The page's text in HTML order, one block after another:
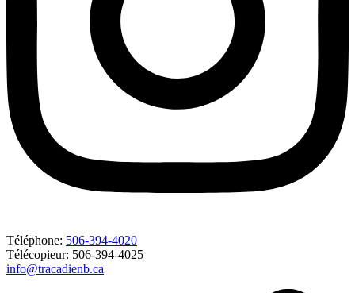
Téléphone: 506-394-4020
Télécopieur: 506-394-4025
info@tracadienb.ca